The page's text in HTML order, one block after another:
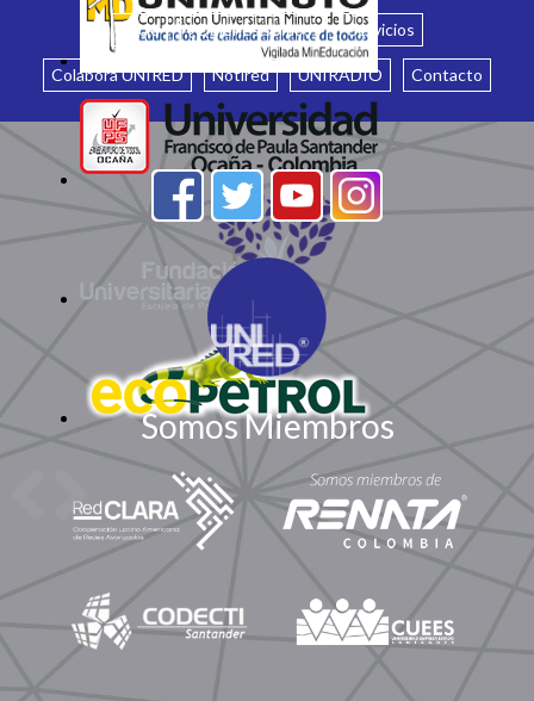
Inicio ¿Quiénes somos? Servicios
Colabora UNIRED Notired UNIRADIO Contacto
Somos Miembros